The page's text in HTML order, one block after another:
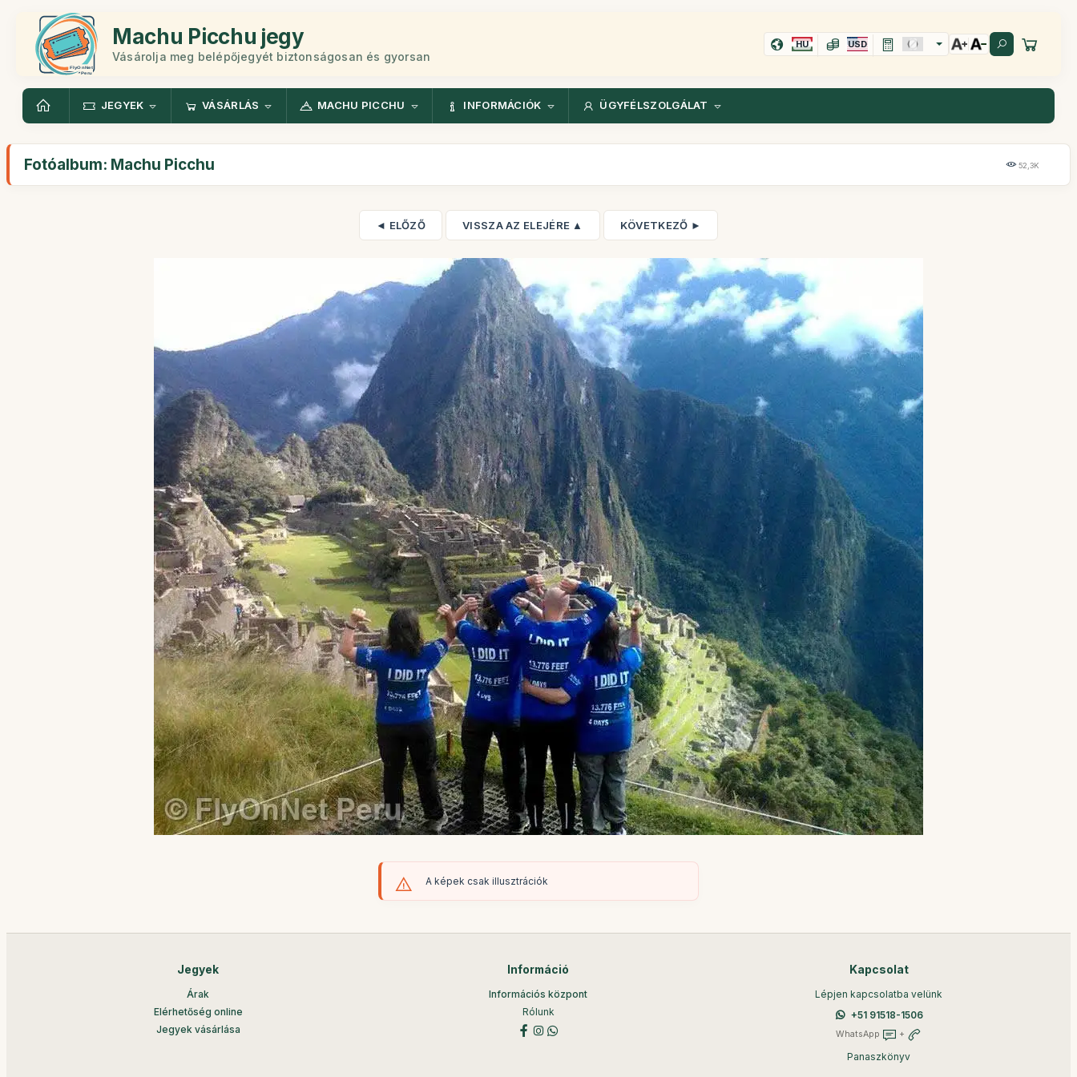
Machu Picchu jegy
Vásárolja meg belépőjegyét biztonságosan és gyorsan
HU USD
JEGYEK VÁSÁRLÁS MACHU PICCHU INFORMÁCIÓK ÜGYFÉLSZOLGÁLAT
Fotóalbum: Machu Picchu 52,3K
◄ ELŐZŐ VISSZA AZ ELEJÉRE ▲ KÖVETKEZŐ ►
A képek csak illusztrációk
Jegyek
Árak
Elérhetőség online
Jegyek vásárlása
Információ
Információs központ
Rólunk
Kapcsolat
Lépjen kapcsolatba velünk
+51 91518-1506
WhatsApp +
Panaszkönyv